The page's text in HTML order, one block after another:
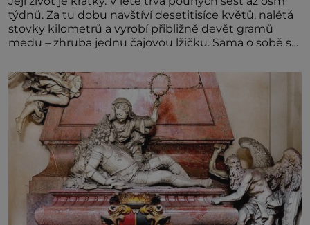
týdnů. Za tu dobu navštíví desetitisíce květů, nalétá
stovky kilometrů a vyrobí přibližně devět gramů
medu – zhruba jednu čajovou lžičku. Sama o sobě se
dalšími desítkami tisíc příslušnic svého včelstva,
vznikne jeden z nejdokonalejších organismů